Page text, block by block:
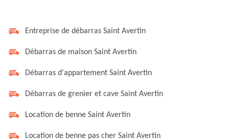
Entreprise de débarras Saint Avertin
Débarras de maison Saint Avertin
Débarras d'appartement Saint Avertin
Débarras de grenier et cave Saint Avertin
Location de benne Saint Avertin
Location de benne pas cher Saint Avertin